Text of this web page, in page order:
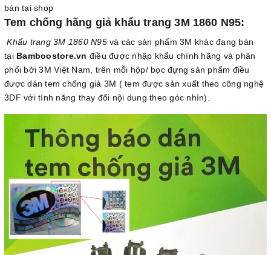
bán tại shop
Tem chống hãng giả khẩu trang 3M 1860 N95:
Khẩu trang 3M 1860 N95 và các sản phẩm 3M khác đang bán
tại Bamboostore.vn điều được nhập khẩu chính hãng và phân
phối bởi 3M Việt Nam, trên mỗi hộp/ bọc đựng sản phẩm điều
được dán tem chống giả 3M ( tem được sản xuất theo công nghệ
3DF với tính năng thay đổi nội dung theo góc nhìn).